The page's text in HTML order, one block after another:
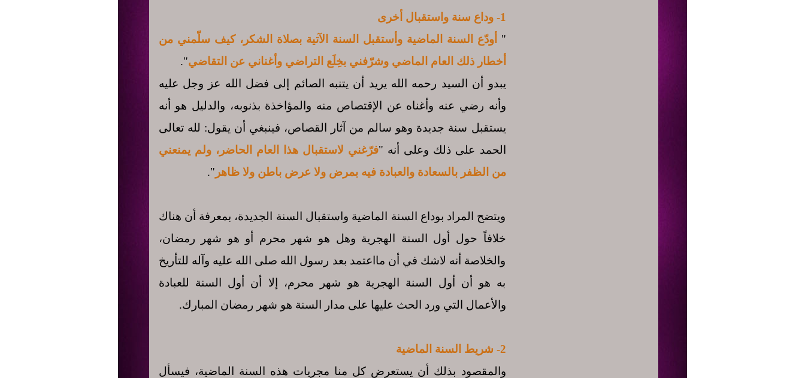
1- وداع سنة واستقبال أخرى
" أودّع السنة الماضية وأستقبل السنة الآتية بصلاة الشكر، كيف سلّمني من
أخطار ذلك العام الماضي وشرّفني بخِلَع التراضي وأغناني عن التقاضي".
يبدو أن السيد رحمه الله يريد أن يتنبه الصائم إلى فضل الله عز وجل عليه
وأنه رضي عنه وأغناه عن الإقتصاص منه والمؤاخذة بذنوبه، والدليل هو أنه
يستقبل سنة جديدة وهو سالم من آثار القصاص، فينبغي أن يقول: لله تعالى
الحمد على ذلك وعلى أنه "فرّغني لاستقبال هذا العام الحاضر، ولم يمنعني
من الظفر بالسعادة والعبادة فيه بمرض ولا عرض باطن ولا ظاهر ".
ويتضح المراد بوداع السنة الماضية واستقبال السنة الجديدة، بمعرفة أن هناك
خلافاً حول أول السنة الهجرية وهل هو شهر محرم أو هو شهر رمضان،
والخلاصة أنه لاشك في أن مااعتمد بعد رسول الله صلى الله عليه وآله للتأريخ
به هو أن أول السنة الهجرية هو شهر محرم، إلا أن أول السنة للعبادة
والأعمال التي ورد الحث عليها على مدار السنة هو شهر رمضان المبارك.
2- شريط السنة الماضية
والمقصود بذلك أن يستعرض كل منا مجريات هذه السنة الماضية، فيسأل